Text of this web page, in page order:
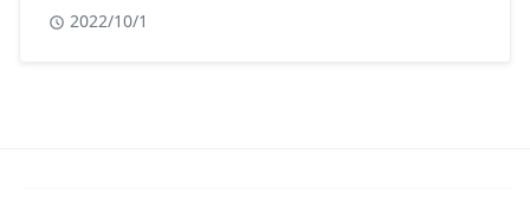
2022/10/1